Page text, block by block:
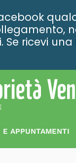
Se ricevi
E APPUNTAMENTI